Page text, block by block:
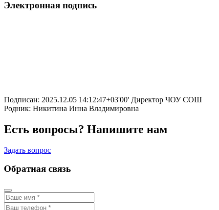
Электронная подпись
Подписан: 2025.12.05 14:12:47+03'00' Директор ЧОУ СОШ
Родник: Никитина Инна Владимировна
Есть вопросы? Напишите нам
Задать вопрос
Обратная связь